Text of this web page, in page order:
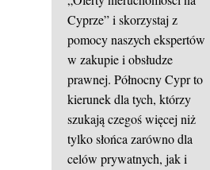
Cyprze” i skorzystaj z
pomocy naszych ekspertów
w zakupie i obsłudze
prawnej. Północny Cypr to
kierunek dla tych, którzy
szukają czegoś więcej niż
tylko słońca zarówno dla
celów prywatnych, jak i